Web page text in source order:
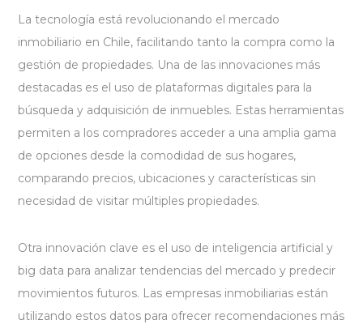
La tecnología está revolucionando el mercado
inmobiliario en Chile, facilitando tanto la compra como la
gestión de propiedades. Una de las innovaciones más
destacadas es el uso de plataformas digitales para la
búsqueda y adquisición de inmuebles. Estas herramientas
permiten a los compradores acceder a una amplia gama
de opciones desde la comodidad de sus hogares,
comparando precios, ubicaciones y características sin
necesidad de visitar múltiples propiedades.
Otra innovación clave es el uso de inteligencia artificial y
big data para analizar tendencias del mercado y predecir
movimientos futuros. Las empresas inmobiliarias están
utilizando estos datos para ofrecer recomendaciones más